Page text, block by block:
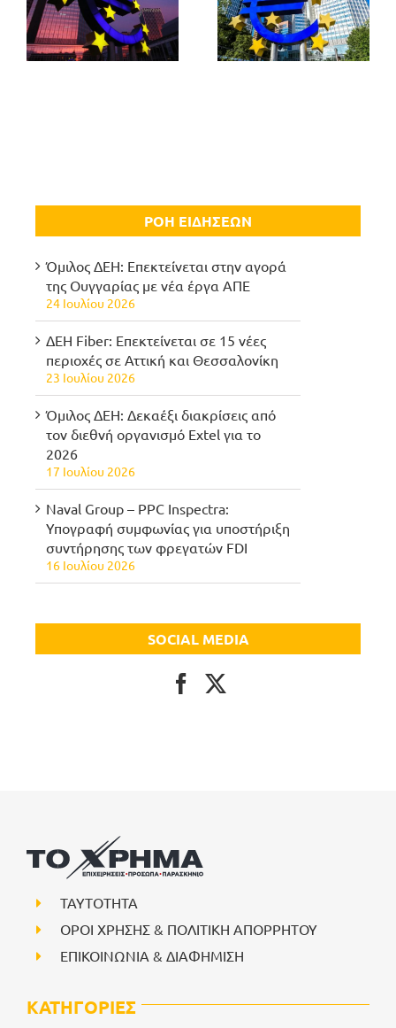
ΡΟΗ ΕΙΔΗΣΕΩΝ
Όμιλος ΔΕΗ: Επεκτείνεται στην αγορά
της Ουγγαρίας με νέα έργα ΑΠΕ
24 Ιουλίου 2026
ΔΕΗ Fiber: Επεκτείνεται σε 15 νέες
περιοχές σε Αττική και Θεσσαλονίκη
23 Ιουλίου 2026
Όμιλος ΔΕΗ: Δεκαέξι διακρίσεις από
τον διεθνή οργανισμό Extel για το
2026
17 Ιουλίου 2026
Naval Group – PPC Inspectra:
Υπογραφή συμφωνίας για υποστήριξη
συντήρησης των φρεγατών FDI
16 Ιουλίου 2026
SOCIAL MEDIA
ΤΑΥΤΟΤΗΤΑ
ΟΡΟΙ ΧΡΗΣΗΣ & ΠΟΛΙΤΙΚΗ ΑΠΟΡΡΗΤΟΥ
ΕΠΙΚΟΙΝΩΝΙΑ & ΔΙΑΦΗΜΙΣΗ
ΚΑΤΗΓΟΡΙΕΣ